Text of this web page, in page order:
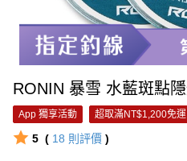
App 獨享活動 超取滿NT$1,200免運
5 ( 18 則評價 )